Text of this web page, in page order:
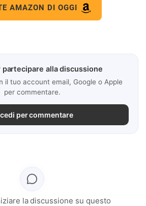
AMAZON DI OGGI
alla discussione
il tuo account email, Google o Apple
per commentare.
per commentare
la discussione su questo